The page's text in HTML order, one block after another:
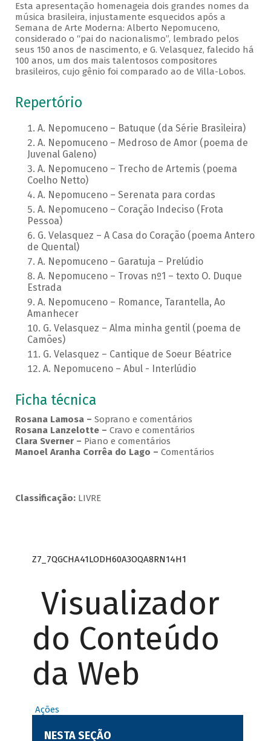
Esta apresentação homenageia dois grandes nomes da
música brasileira, injustamente esquecidos após a
Semana de Arte Moderna: Alberto Nepomuceno,
considerado o “pai do nacionalismo”, lembrado pelos
seus 150 anos de nascimento, e G. Velasquez, falecido há
100 anos, um dos mais talentosos compositores
brasileiros, cujo gênio foi comparado ao de Villa-Lobos.
Repertório
A. Nepomuceno – Batuque (da Série Brasileira)
A. Nepomuceno – Medroso de Amor (poema de
Juvenal Galeno)
A. Nepomuceno – Trecho de Artemis (poema
Coelho Netto)
A. Nepomuceno – Serenata para cordas
A. Nepomuceno – Coração Indeciso (Frota
Pessoa)
G. Velasquez – A Casa do Coração (poema Antero
de Quental)
A. Nepomuceno – Garatuja – Prelúdio
A. Nepomuceno – Trovas nº1 – texto O. Duque
Estrada
A. Nepomuceno – Romance, Tarantella, Ao
Amanhecer
G. Velasquez – Alma minha gentil (poema de
Camões)
G. Velasquez – Cantique de Soeur Béatrice
A. Nepomuceno – Abul - Interlúdio
Ficha técnica
Rosana Lamosa – Soprano e comentários
Rosana Lanzelotte – Cravo e comentários
Clara Sverner – Piano e comentários
Manoel Aranha Corrêa do Lago – Comentários
Classificação:LIVRE
Z7_7QGCHA41LODH60A3OQA8RN14H1
Visualizador
do Conteúdo
da Web
Ações
NESTA SEÇÃO